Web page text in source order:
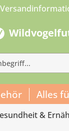
Alles
&